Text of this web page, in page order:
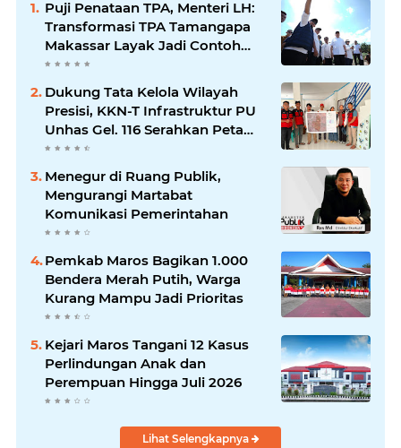
Puji Penataan TPA, Menteri LH:
Transformasi TPA Tamangapa
Makassar Layak Jadi Contoh
Nasional
Dukung Tata Kelola Wilayah
Presisi, KKN-T Infrastruktur PU
Unhas Gel. 116 Serahkan Peta
Batas Dusun Berbasis GIS ke
Desa Bonto Matene
Menegur di Ruang Publik,
Mengurangi Martabat
Komunikasi Pemerintahan
Pemkab Maros Bagikan 1.000
Bendera Merah Putih, Warga
Kurang Mampu Jadi Prioritas
Kejari Maros Tangani 12 Kasus
Perlindungan Anak dan
Perempuan Hingga Juli 2026
Lihat Selengkapnya